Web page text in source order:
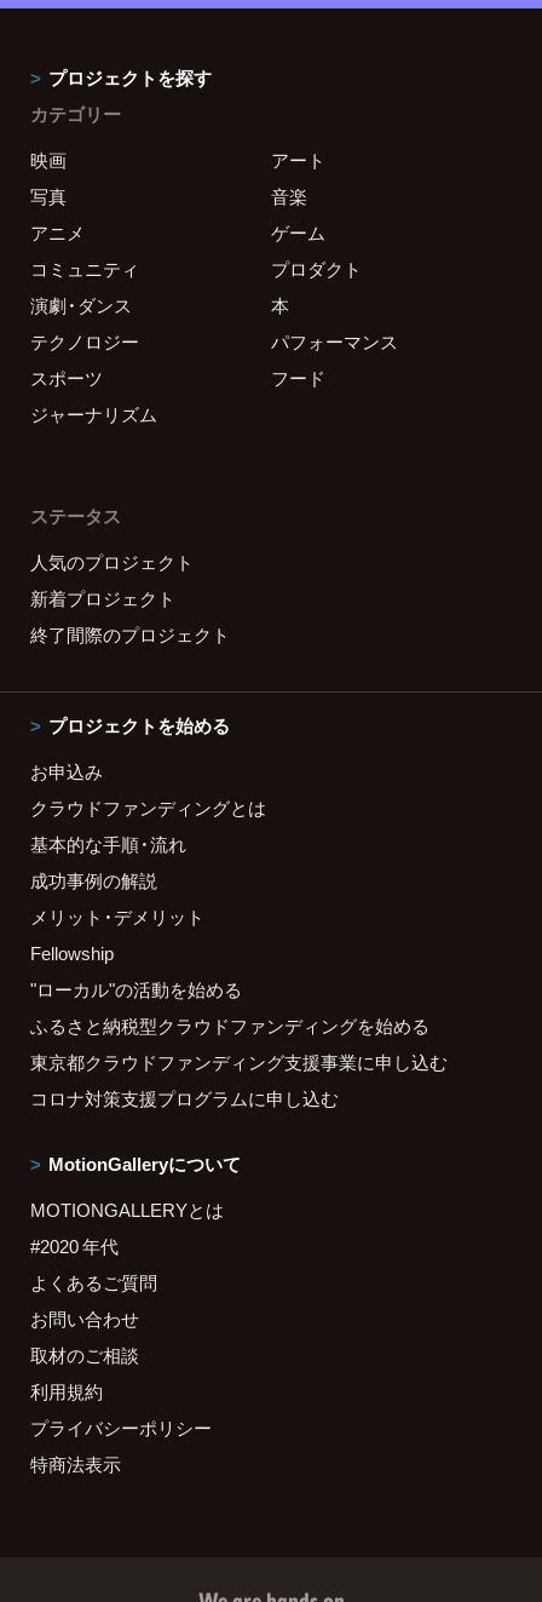
プロジェクトを探す
カテゴリー
映画
アート
写真
音楽
アニメ
ゲーム
コミュニティ
プロダクト
演劇・ダンス
本
テクノロジー
パフォーマンス
スポーツ
フード
ジャーナリズム
ステータス
人気のプロジェクト
新着プロジェクト
終了間際のプロジェクト
プロジェクトを始める
お申込み
クラウドファンディングとは
基本的な手順・流れ
成功事例の解説
メリット・デメリット
Fellowship
"ローカル"の活動を始める
ふるさと納税型クラウドファンディングを始める
東京都クラウドファンディング支援事業に申し込む
コロナ対策支援プログラムに申し込む
MotionGalleryについて
MOTIONGALLERYとは
#2020 年代
よくあるご質問
お問い合わせ
取材のご相談
利用規約
プライバシーポリシー
特商法表示